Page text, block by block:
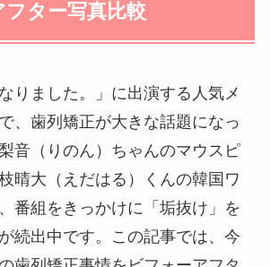
フター写真比較
りました。」に出演する人気メ
、歯列矯正が大きな話題になっ
音（りのん）ちゃんのマウスピ
晴大（えだはる）くんの韓国ワ
番組をきっかけに「垢抜け」を
続出中です。この記事では、今